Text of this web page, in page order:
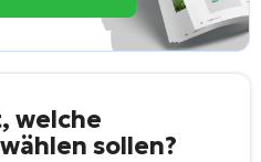
welche
sollen?